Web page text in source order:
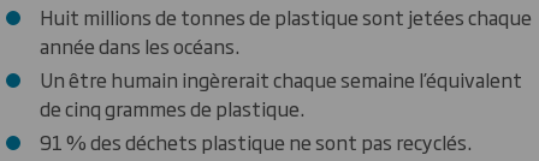
Huit millions de tonnes de plastique sont jetées chaque
année dans les océans.
Un être humain ingèrerait chaque semaine l’équivalent
de cinq grammes de plastique.
91 % des déchets plastique ne sont pas recyclés.